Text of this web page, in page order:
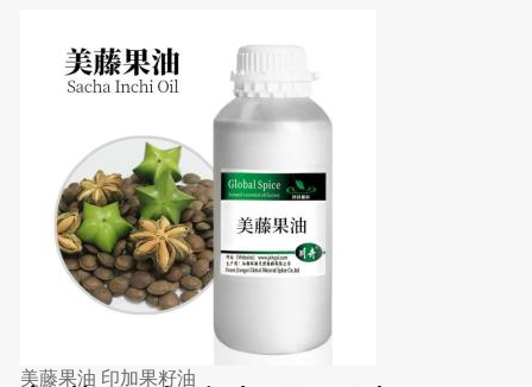
美藤果油 印加果籽油